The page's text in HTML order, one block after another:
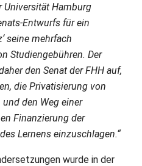
Universität Hamburg
Entwurfs für ein
seine mehrfach
Studiengebühren. Der
den Senat der FHH auf,
die Privatisierung von
den Weg einer
Finanzierung der
Lernens einzuschlagen.“
wurde in der